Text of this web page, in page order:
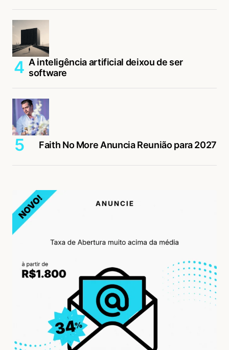
A inteligência artificial deixou de ser
software
Faith No More Anuncia Reunião para 2027